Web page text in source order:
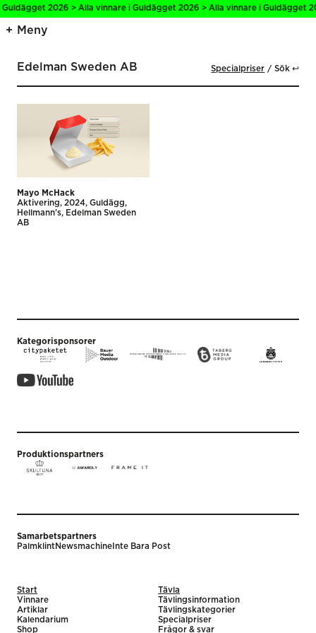
2026 > Alla vinnare i Guldägget 2026 > Alla vinnare i
Meny
Edelman Sweden AB Specialpriser Sök ↩
Mayo McHack
Aktivering
2024 Guldägg
Hellmann's
Edelman Sweden
AB
Kategorisponsorer
Produktionspartners
Samarbetspartners
PalmklintNewsmachine Inte Bara Post
Start
Vinnare
Artiklar
Kalendarium
Shop
Tävla
Tävlingsinformation
Tävlingskategorier
Specialpriser
Frågor & svar